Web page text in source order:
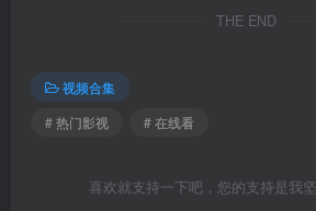
THE END
视频合集
# 热门影视
# 在线看
喜欢就支持一下吧，您的支持是我